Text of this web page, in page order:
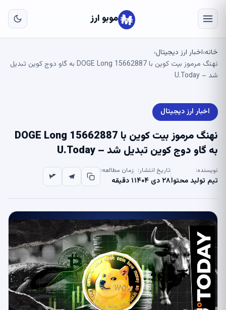
موبو ارز
خانه›اخبار ارز دیجیتال›
نهنگ مرموز بیت کوین با 15662887 DOGE Long به گاو دوج کوین تبدیل
شد – U.Today
اخبار ارز دیجیتال
نهنگ مرموز بیت کوین با 15662887 DOGE Long
به گاو دوج کوین تبدیل شد – U.Today
نویسنده:
تیم تولید محتوا
تاریخ انتشار:
۲۸ دی ۱۴۰۴
زمان مطالعه:
۱ دقیقه